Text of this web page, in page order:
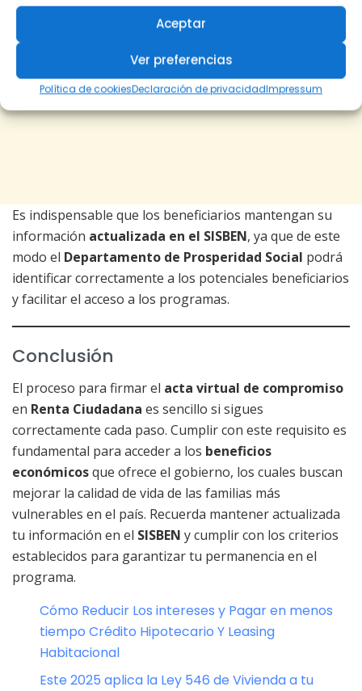
Aceptar
Ver preferencias
Política de cookiesDeclaración de privacidadImpressum
Es indispensable que los beneficiarios mantengan su
información actualizada en el SISBEN, ya que de este
modo el Departamento de Prosperidad Social podrá
identificar correctamente a los potenciales beneficiarios
y facilitar el acceso a los programas.
Conclusión
El proceso para firmar el acta virtual de compromiso
en Renta Ciudadana es sencillo si sigues
correctamente cada paso. Cumplir con este requisito es
fundamental para acceder a los beneficios
económicosque ofrece el gobierno, los cuales buscan
mejorar la calidad de vida de las familias más
vulnerables en el país. Recuerda mantener actualizada
tu información en el SISBEN y cumplir con los criterios
establecidos para garantizar tu permanencia en el
programa.
Cómo Reducir Los intereses y Pagar en menos
tiempo Crédito Hipotecario Y Leasing
Habitacional
Este 2025 aplica la Ley 546 de Vivienda a tu